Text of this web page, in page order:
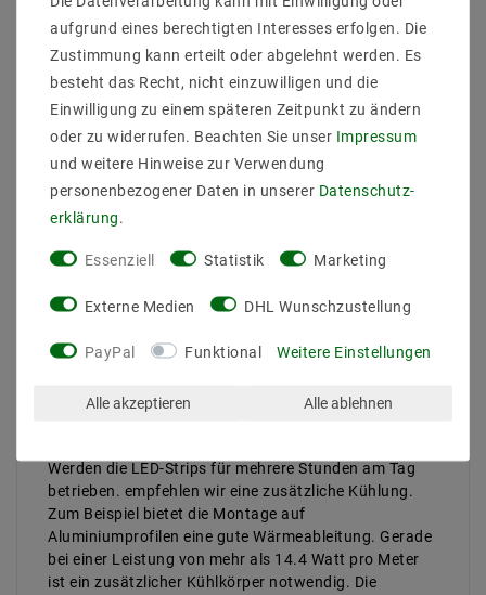
Gesamtlichtstrom bis : 2100
Abstrahlwinkel (Grad) : 120
Betriebstemperatur (C°) : -20ºC - 50ºC
Arbeitsspannung (Volt) : 24
Arbeitsstrom / Meter max bis (mA) : 600
gesamter Arbeitsstrom (max) bis (mA) : 3
gesamte Leistung (W) bis : 72
Breite in mm : 14
Hohe in mm : 4
Lichtausbeute bis : 29 lm/W
Enegrieklasse (2017/1369) :
Schutzklasse : 67
teilbar : 100-104mm
Nennlebensdauer bis zu (Stunden) : 50000
Farbe der Platine : Weiß
Werden die LED-Strips für mehrere Stunden am Tag
betrieben. empfehlen wir eine zusätzliche Kühlung.
Zum Beispiel bietet die Montage auf
Aluminiumprofilen eine gute Wärmeableitung. Gerade
bei einer Leistung von mehr als 14.4 Watt pro Meter
ist ein zusätzlicher Kühlkörper notwendig. Die
aufgrund eines berechtigten Interesses erfolgen. Die
Zustimmung kann erteilt oder abgelehnt werden. Es
besteht das Recht, nicht einzuwilligen und die
Einwilligung zu einem späteren Zeitpunkt zu ändern
oder zu widerrufen. Beachten Sie unser Impressum
und weitere Hinweise zur Verwendung
personenbezogener Daten in unserer Daten­schutz­
erklärung.
Essenziell Statistik Marketing
Externe Medien DHL Wunschzustellung
PayPal Funktional Weitere Einstellungen
Alle akzeptieren Alle ablehnen